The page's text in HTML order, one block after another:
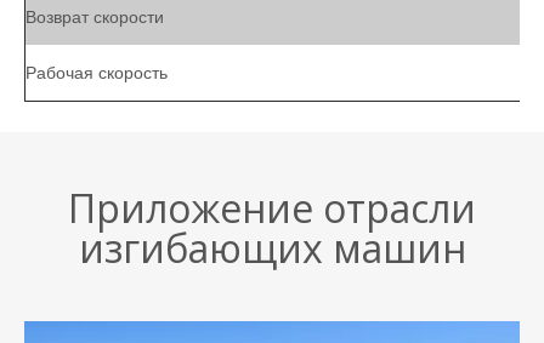
Возврат скорости
Рабочая скорость
Приложение отрасли
изгибающих машин